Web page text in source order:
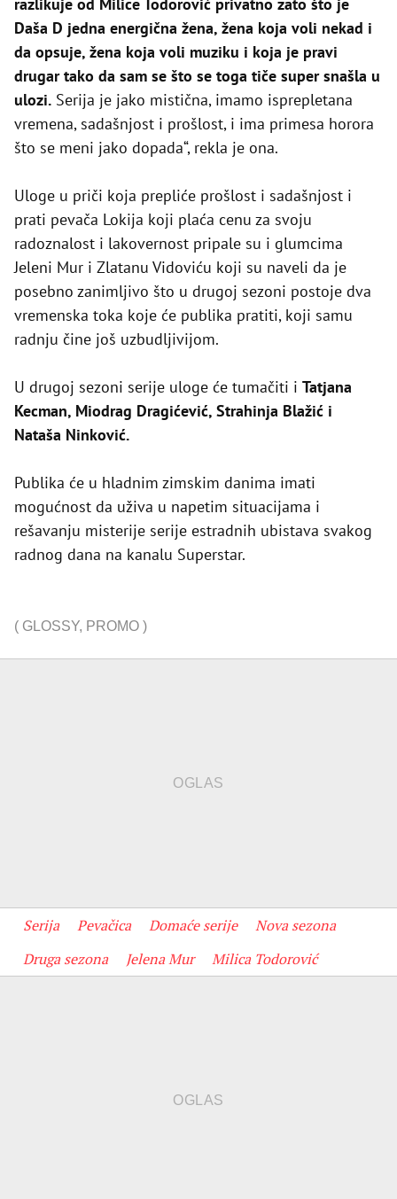
Daša D jedna energična žena, žena koja voli nekad i
da opsuje, žena koja voli muziku i koja je pravi
drugar tako da sam se što se toga tiče super snašla u
ulozi. Serija je jako mistična, imamo isprepletana
vremena, sadašnjost i prošlost, i ima primesa horora
što se meni jako dopada“, rekla je ona.
Uloge u priči koja prepliće prošlost i sadašnjost i
prati pevača Lokija koji plaća cenu za svoju
radoznalost i lakovernost pripale su i glumcima
Jeleni Mur i Zlatanu Vidoviću koji su naveli da je
posebno zanimljivo što u drugoj sezoni postoje dva
vremenska toka koje će publika pratiti, koji samu
radnju čine još uzbudljivijom.
U drugoj sezoni serije uloge će tumačiti i Tatjana
Kecman, Miodrag Dragićević, Strahinja Blažić i
Nataša Ninković.
Publika će u hladnim zimskim danima imati
mogućnost da uživa u napetim situacijama i
rešavanju misterije serije estradnih ubistava svakog
radnog dana na kanalu Superstar.
( GLOSSY, PROMO )
Serija Pevačica Domaće serije
Nova sezona
Druga sezona
Jelena Mur Milica Todorović